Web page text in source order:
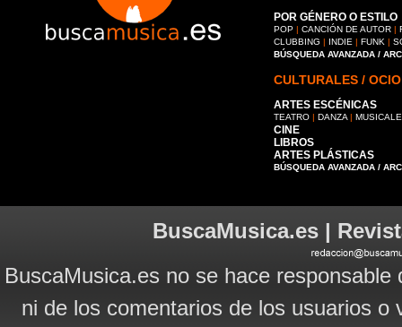
POR GÉNERO O ESTILO
POP | CANCIÓN DE AUTOR |
CLUBBING | INDIE | FUNK |
BÚSQUEDA AVANZADA /
CULTURALES / OCIO
ARTES ESCÉNICAS
TEATRO | DANZA |
CINE
LIBROS
ARTES PLÁSTICAS
BÚSQUEDA AVANZADA /
BuscaMusica.es |
BuscaMusica.es no se hace
ni de los comentarios de los usuarios